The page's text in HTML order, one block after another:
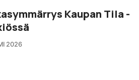
Kaupan Tila -
2026